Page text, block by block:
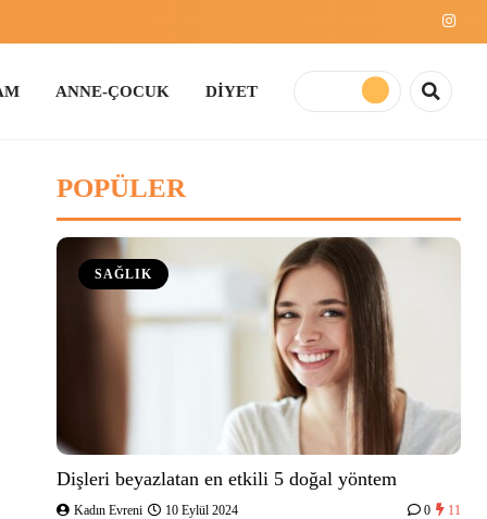
ÇOCUK DİYET
POPÜLER
SAĞLIK
Dişleri beyazlatan en etkili 5 doğal yöntem
Kadın Evreni 10 Eylül 2024 0 11